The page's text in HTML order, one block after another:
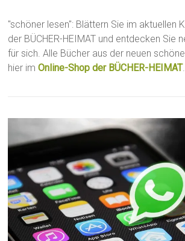
"schöner lesen": Blättern Sie im aktuellen
der BÜCHER-HEIMAT und entdecken Sie
für sich. Alle Bücher aus der neuen
hier imOnline-Shop der BÜCHER-HEIMAT.